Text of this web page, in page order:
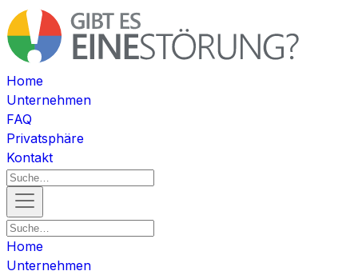
Home
Unternehmen
FAQ
Privatsphäre
Kontakt
Home
Unternehmen